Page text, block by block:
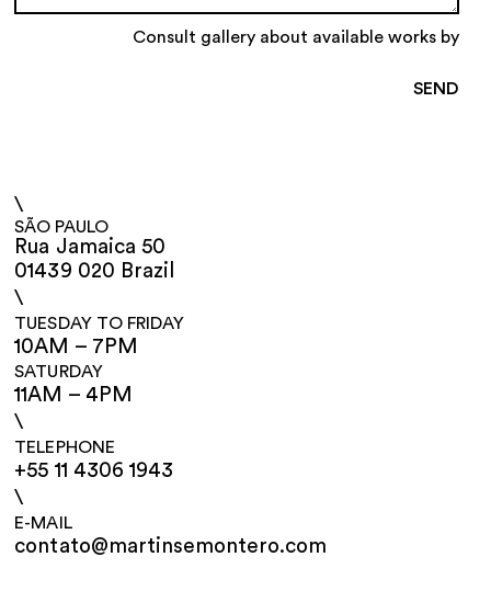
Consult gallery about available works by
\
SÃO PAULO
Rua Jamaica 50
01439 020 Brazil
\
TUESDAY TO FRIDAY
10AM – 7PM
SATURDAY
11AM – 4PM
\
TELEPHONE
+55 11 4306 1943
\
E-MAIL
contato@martinsemontero.com